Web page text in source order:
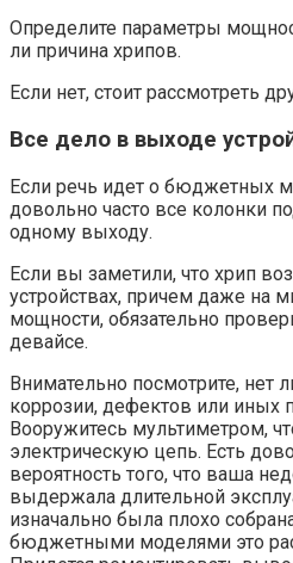
Определите параметры
ли причина хрипов.
Если нет, стоит рассмотреть
Все дело в выходе
Если речь идет о бюджетных
довольно часто все колонки
одному выходу.
Если вы заметили, что хрип
устройствах, причем даже на
мощности, обязательно
девайсе.
Внимательно посмотрите, нет
коррозии, дефектов или иных
Вооружитесь мультиметром,
электрическую цепь. Есть
вероятность того, что ваша
выдержала длительной
изначально была плохо
бюджетными моделями это